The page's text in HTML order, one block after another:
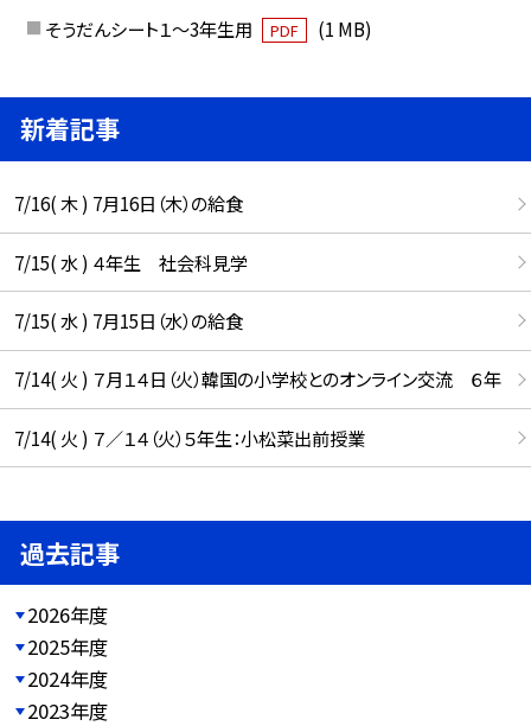
そうだんシート１～3年生用
PDF (1 MB)
新着記事
7/16( 木 ) 7月16日（木）の給食
7/15( 水 ) ４年生 社会科見学
7/15( 水 ) 7月15日（水）の給食
7/14( 火 ) ７月１４日（火）韓国の小学校とのオンライン交流 ６年
7/14( 火 ) ７／１４（火）５年生：小松菜出前授業
過去記事
2026年度
2025年度
2024年度
2023年度